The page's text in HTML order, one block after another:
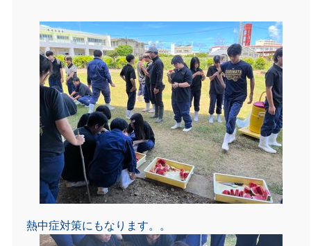
熱中症対策にもなります。。